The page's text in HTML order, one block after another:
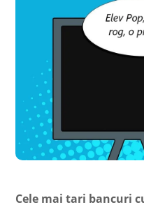
Cele mai tari bancuri